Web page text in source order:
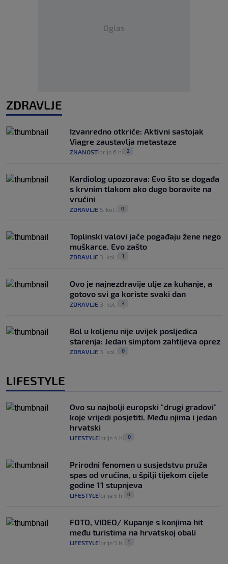
Oglas
ZDRAVLJE
Izvanredno otkriće: Aktivni sastojak
Viagre zaustavlja metastaze
ZNANOST prije 6 h 2
Kardiolog upozorava: Evo što se događa
s krvnim tlakom ako dugo boravite na
vrućini
ZDRAVLJE 5. kol. 0
Toplinski valovi jače pogađaju žene nego
muškarce. Evo zašto
ZDRAVLJE 3. kol. 1
Ovo je najnezdravije ulje za kuhanje, a
gotovo svi ga koriste svaki dan
ZDRAVLJE 3. kol. 3
Bol u koljenu nije uvijek posljedica
starenja: Jedan simptom zahtijeva oprez
ZDRAVLJE 3. kol. 0
LIFESTYLE
Ovo su najbolji europski "drugi gradovi"
koje vrijedi posjetiti. Među njima i jedan
hrvatski
LIFESTYLE prije 4 h 0
Prirodni fenomen u susjedstvu pruža
spas od vrućina, u špilji tijekom cijele
godine 11 stupnjeva
LIFESTYLE prije 5 h 0
FOTO, VIDEO/ Kupanje s konjima hit
među turistima na hrvatskoj obali
LIFESTYLE prije 5 h 1